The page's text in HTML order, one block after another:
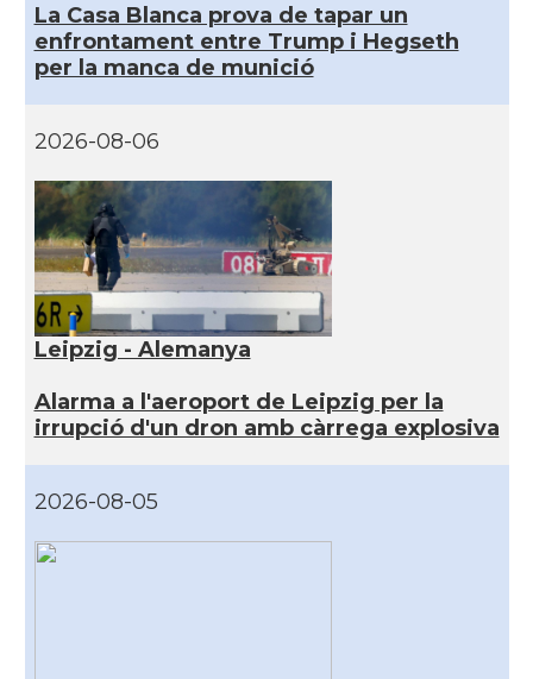
La Casa Blanca prova de tapar un
enfrontament entre Trump i Hegseth
per la manca de munició
2026-08-06
Leipzig - Alemanya
Alarma a l'aeroport de Leipzig per la
irrupció d'un dron amb càrrega explosiva
2026-08-05